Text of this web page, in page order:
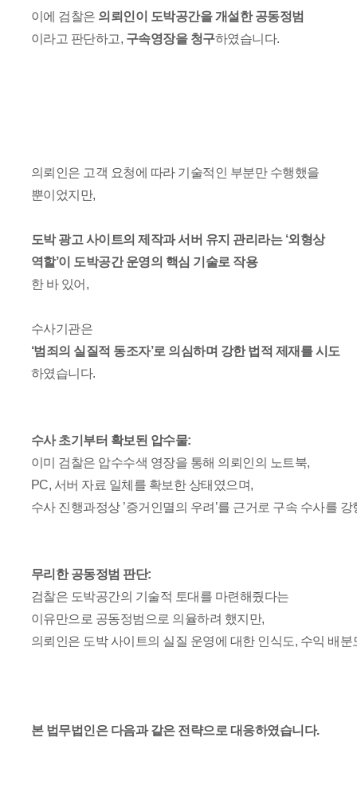
이에 검찰은 의뢰인이 도박공간을 개설한 공동정범
이라고 판단하고, 구속영장을 청구하였습니다.
의뢰인은 고객 요청에 따라 기술적인 부분만 수행했을
뿐이었지만,
도박 광고 사이트의 제작과 서버 유지 관리라는 ‘외형상
역할’이 도박공간 운영의 핵심 기술로 작용
한 바 있어,
수사기관은
‘범죄의 실질적 동조자’로 의심하며 강한 법적 제재를 시도
하였습니다.
수사 초기부터 확보된 압수물:
이미 검찰은 압수수색 영장을 통해 의뢰인의 노트북,
PC, 서버 자료 일체를 확보한 상태였으며,
수사 진행과정상 ’증거인멸의 우려’를 근거로 구속 수사를
무리한 공동정범 판단:
검찰은 도박공간의 기술적 토대를 마련해줬다는
이유만으로 공동정범으로 의율하려 했지만,
의뢰인은 도박 사이트의 실질 운영에 대한 인식도, 수익 배
본 법무법인은 다음과 같은 전략으로 대응하였습니다.